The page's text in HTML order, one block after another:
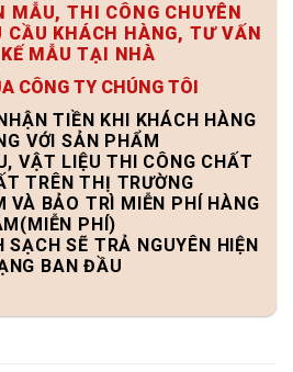
MẪU, THI CÔNG CHUYÊN
CẦU KHÁCH HÀNG, TƯ VẤN
MẪU TẠI NHÀ
CÔNG TY CHÚNG TÔI
TIỀN KHI KHÁCH HÀNG
VỚI SẢN PHẨM
VẬT LIỆU THI CÔNG CHẤT
TRÊN THỊ TRƯỜNG
VÀ BẢO TRÌ MIỄN PHÍ HÀNG
PHÍ)
SẠCH SẼ TRẢ NGUYÊN HIỆN
BAN ĐẦU